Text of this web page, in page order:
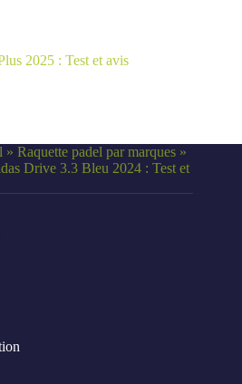
2025 : Test et avis
» Raquette padel par marques »
Drive 3.3 Bleu 2024 : Test et